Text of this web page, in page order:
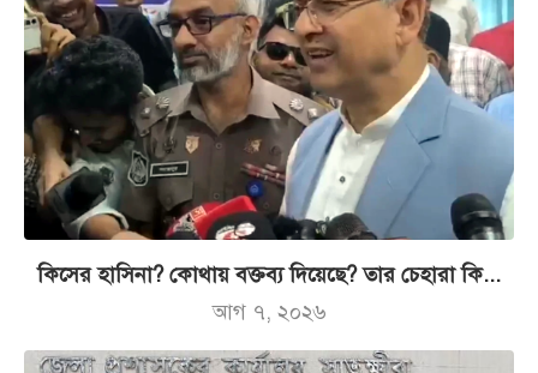
কিসের হাসিনা? কোথায় বক্তব্য দিয়েছে? তার চেহারা কি...
আগ ৭, ২০২৬